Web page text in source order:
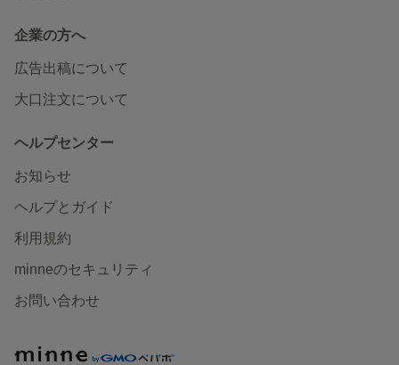
企業の方へ
広告出稿について
大口注文について
ヘルプセンター
お知らせ
ヘルプとガイド
利用規約
minneのセキュリティ
お問い合わせ